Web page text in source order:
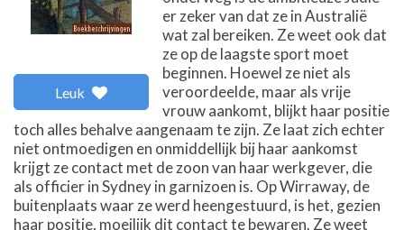
Leuk
er zeker van dat ze in Australië
wat zal bereiken. Ze weet ook dat
ze op de laagste sport moet
beginnen. Hoewel ze niet als
veroordeelde, maar als vrije
vrouw aankomt, blijkt haar positie
toch alles behalve aangenaam te zijn. Ze laat zich echter
niet ontmoedigen en onmiddellijk bij haar aankomst
krijgt ze contact met de zoon van haar werkgever, die
als officier in Sydney in garnizoen is. Op Wirraway, de
buitenplaats waar ze werd heengestuurd, is het, gezien
haar positie, moeilijk dit contact te bewaren. Ze weet